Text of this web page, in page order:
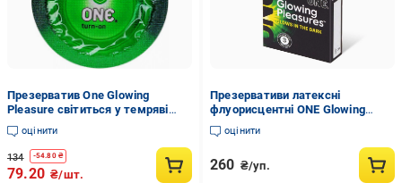
Презерватив One Glowing
Pleasure cвітиться у темряві
(6400229467)
оцінити
134 -54.80₴
79.20 ₴/шт.
Презервативи латексні
флуорисцентні ONE Glowing
Pleasures 3 шт. (ONE110786)
оцінити
260 ₴/уп.